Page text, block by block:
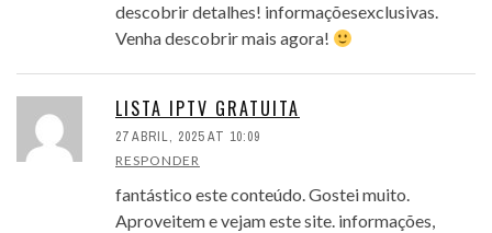
descobrir detalhes! informaçõesexclusivas.
Venha descobrir mais agora!
LISTA IPTV GRATUITA
27 ABRIL, 2025 AT 10:09
RESPONDER
fantástico este conteúdo. Gostei muito.
Aproveitem e vejam este site. informações,